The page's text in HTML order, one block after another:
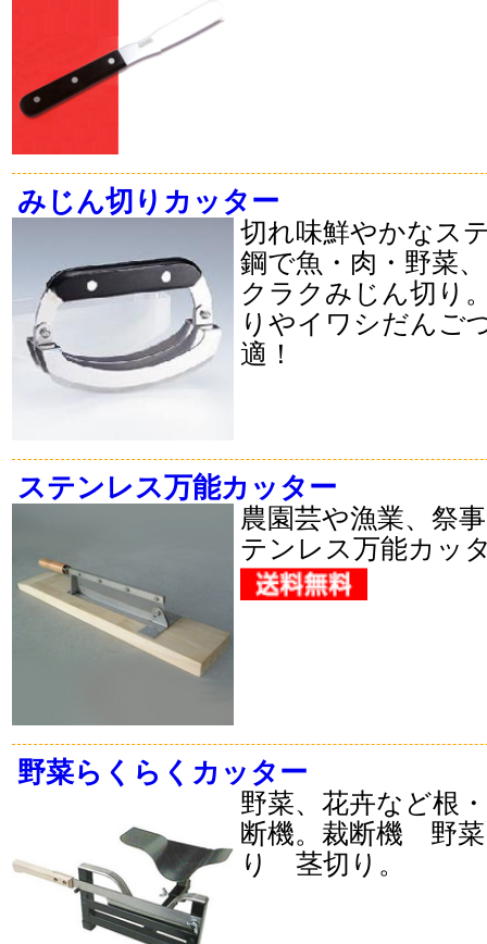
みじん切りカッター
切れ味鮮やかなス
鋼で魚・肉・野菜
クラクみじん切り
りやイワシだんご
適！
ステンレス万能カッター
農園芸や漁業、祭
テンレス万能カッ
野菜らくらくカッター
野菜、花卉など根
断機。裁断機 野
り 茎切り。